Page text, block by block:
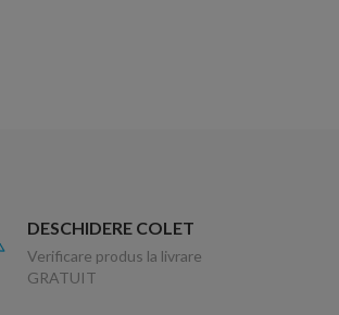
DESCHIDERE COLET
Verificare produs la livrare
GRATUIT